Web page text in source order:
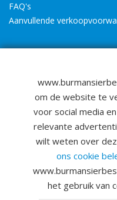
FAQ's
Aanvullende
4.6 Bekijk
algemene voorwaarden
privacy verklaring
om de website te
voor social media
relevante
wilt weten over
ons cookie
het gebruik van